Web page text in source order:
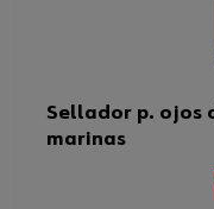
Sellador p. ojos
marinas